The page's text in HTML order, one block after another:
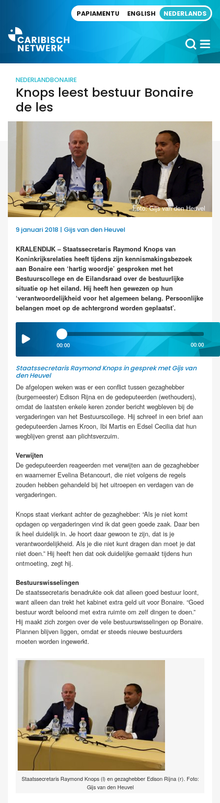
PAPIAMENTU ENGLISH NEDERLANDS
NEDERLANDBONAIRE
Knops leest bestuur Bonaire
de les
Foto: Gijs van den Heuvel
9 januari 2018 | Gijs van den Heuvel
KRALENDIJK – Staatssecretaris Raymond Knops van
Koninkrijksrelaties heeft tijdens zijn kennismakingsbezoek
aan Bonaire een ‘hartig woordje’ gesproken met het
Bestuurscollege en de Eilandsraad over de bestuurlijke
situatie op het eiland. Hij heeft hen gewezen op hun
‘verantwoordelijkheid voor het algemeen belang. Persoonlijke
belangen moet op de achtergrond worden geplaatst’.
00:00 00:00
Staatssecretaris Raymond Knops in gesprek met Gijs van
den Heuvel
De afgelopen weken was er een conflict tussen gezaghebber
(burgemeester) Edison Rijna en de gedeputeerden (wethouders),
omdat de laatsten enkele keren zonder bericht wegbleven bij de
vergaderingen van het Bestuurscollege. Hij schreef in een brief aan
gedeputeerden James Kroon, Ibi Martis en Edsel Cecilia dat hun
wegblijven grenst aan plichtsverzuim.
Verwijten
De gedeputeerden reageerden met verwijten aan de gezaghebber
en waarnemer Evelina Betancourt, die niet volgens de regels
zouden hebben gehandeld bij het uitroepen en verdagen van de
vergaderingen.
Knops staat vierkant achter de gezaghebber: “Als je niet komt
opdagen op vergaderingen vind ik dat geen goede zaak. Daar ben
ik heel duidelijk in. Je hoort daar gewoon te zijn, dat is je
verantwoordelijkheid. Als je die niet kunt dragen dan moet je dat
niet doen.” Hij heeft hen dat ook duidelijke gemaakt tijdens hun
ontmoeting, zegt hij.
Bestuurswisselingen
De staatssecretaris benadrukte ook dat alleen goed bestuur loont,
want alleen dan trekt het kabinet extra geld uit voor Bonaire. “Goed
bestuur wordt beloond met extra ruimte om zelf dingen te doen.”
Hij maakt zich zorgen over de vele bestuurswisselingen op Bonaire.
Plannen blijven liggen, omdat er steeds nieuwe bestuurders
moeten worden ingewerkt.
Staatssecretaris Raymond Knops (l) en gezaghebber Edison Rijna (r). Foto:
Gijs van den Heuvel